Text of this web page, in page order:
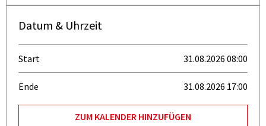
Datum & Uhrzeit
Start 31.08.2026 08:00
Ende 31.08.2026 17:00
ZUM KALENDER HINZUFÜGEN